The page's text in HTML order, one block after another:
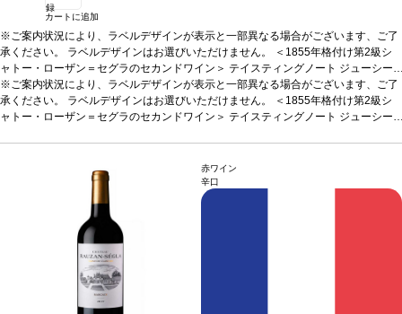
録
カートに追加
※ご案内状況により、ラベルデザインが表示と一部異なる場合がございます、ご了
承ください。 ラベルデザインはお選びいただけません。
＜1855年格付け第2級シ
ャトー・ローザン＝セグラのセカンドワイン＞ テイスティングノート ジューシー
なベリー果実とチョコレートが特徴的。クリーミーで熟したタンニンが長い余韻と
たっぷりとした芳香を与える。風味豊かな、ミディアムボディの美味しい一本。す
ぐに愉しめる、またセラー熟成もお勧め。合う料理牛肉、鹿肉料理と好相性。葡
※ご案内状況により、ラベルデザインが表示と一部異なる場合がございます、ご了
承ください。 ラベルデザインはお選びいただけません。
＜1855年格付け第2級シ
ャトー・ローザン＝セグラのセカンドワイン＞ テイスティングノート ジューシー
ぐに愉しめる、またセラー熟成もお勧め。合う料理
50.5% カベルネ・ソーヴィニヨン、46% メルロー、3% プティ・ヴェル
ド、0.5% カベルネ・フラン
赤ワイン
辛口